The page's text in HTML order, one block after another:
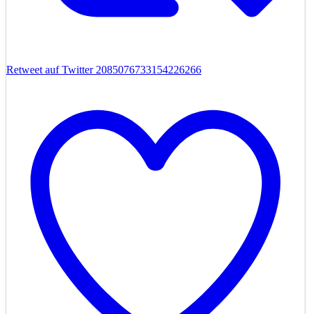
Retweet auf Twitter 2085076733154226266